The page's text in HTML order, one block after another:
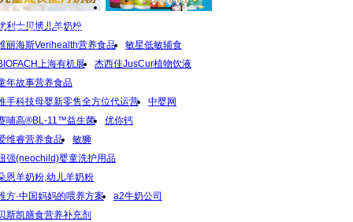
荐热门品牌
利士贝博儿羊奶粉
丽海斯Verihealth营养食品
敏星低敏辅食
上海有机展
杰西佳JusCur植物饮液
年故事营养食品
手科技母婴新零售全方位代运营
中婴网
哺高®BL-11™益生菌
优你钙
维睿营养食品
敏狮
强(neochild)婴童洗护用品
恩羊奶粉,幼儿羊奶粉
方·中国妈妈的喂养方案
a2牛奶公司
斯凯膳食营养补充剂